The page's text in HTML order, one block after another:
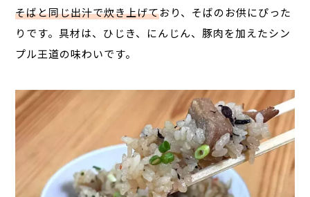
そばと同じ出汁で炊き上げており、そばのお供にぴった
りです。具材は、ひじき、にんじん、豚肉を加えたシン
プル王道の味わいです。